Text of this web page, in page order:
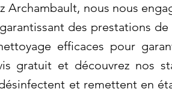
nous nous
des prestations
efficaces pour
gratuit et découvrez nos
et remettent en